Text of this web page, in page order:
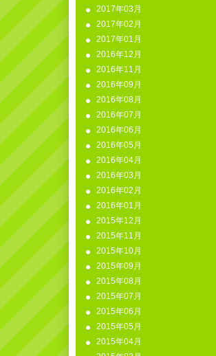
2017年03月
2017年02月
2017年01月
2016年12月
2016年11月
2016年09月
2016年08月
2016年07月
2016年06月
2016年05月
2016年04月
2016年03月
2016年02月
2016年01月
2015年12月
2015年11月
2015年10月
2015年09月
2015年08月
2015年07月
2015年06月
2015年05月
2015年04月